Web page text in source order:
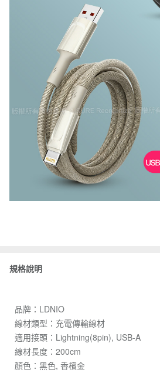
規格說明
品牌：LDNIO
線材類型：充電傳輸線材
適用接頭：Lightning(8pin), USB-A
線材長度：200cm
顏色：黑色, 香檳金